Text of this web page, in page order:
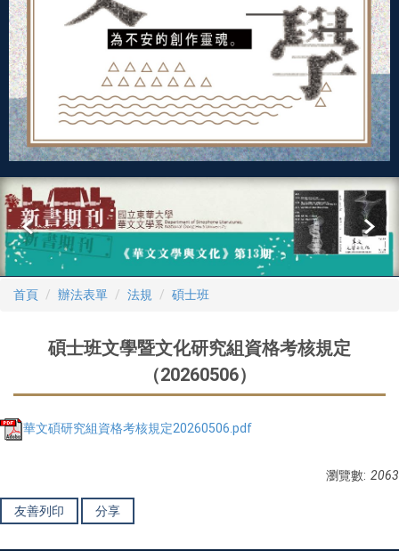
首頁 辦法表單 法規 碩士班
碩士班文學暨文化研究組資格考核規定
（20260506）
華文碩研究組資格考核規定20260506.pdf
瀏覽數: 2063
友善列印 分享